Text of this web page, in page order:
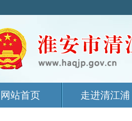
网站首页 走进清江浦